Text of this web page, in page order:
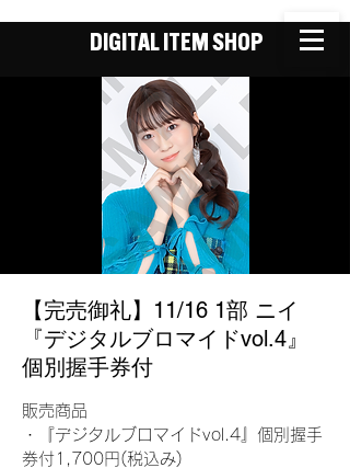
DIGITAL ITEM SHOP
【完売御礼】11/16 1部 ニイ
『デジタルブロマイドvol.4』
個別握手券付
販売商品
・『デジタルブロマイドvol.4』個別握手
券付1,700円(税込み)